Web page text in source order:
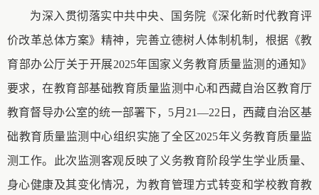
为深入贯彻落实中共中央、国务院《深化新时代教育评
价改革总体方案》精神，完善立德树人体制机制 ， 根据《教
育部办公厅关于开展2025年国家义务教育质量监测的通知》
要求，在教育部基础教育质量监测中心和西藏自治区教育厅
教育督导办公室的统一部署下， 5月 21—22日 ， 西藏自治区基
础教育质量监测中心组织实施了全区2025年义务教育质量监
测工作。此次监测客观反映了义务教育阶段学生学业质量、
身心健康及其变化情况，为教育管理方式转变和学校教育教